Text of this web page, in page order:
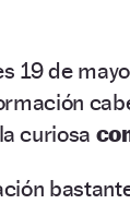
19 de
curiosa